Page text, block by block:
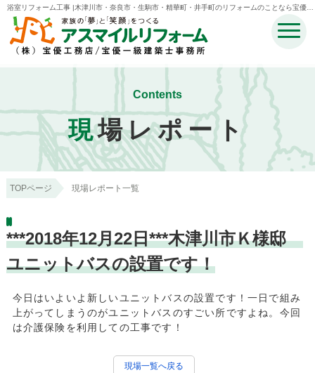
浴室リフォーム工事 |木津川市・奈良市・生駒市・精華町・井手町のリフォームのことなら宝優工
務店アスマイルリフォーム
Contents
現場レポート
TOPページ 現場レポート一覧
***2018年12月22日***木津川市Ｋ様邸
ユニットバスの設置です！
今日はいよいよ新しいユニットバスの設置です！一日で組み
上がってしまうのがユニットバスのすごい所ですよね。今回
は介護保険を利用しての工事です！
現場一覧へ戻る